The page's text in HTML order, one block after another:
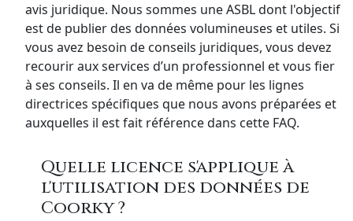
avis juridique. Nous sommes une ASBL dont l'objectif
est de publier des données volumineuses et utiles. Si
vous avez besoin de conseils juridiques, vous devez
recourir aux services d’un professionnel et vous fier
à ses conseils. Il en va de même pour les lignes
directrices spécifiques que nous avons préparées et
auxquelles il est fait référence dans cette FAQ.
Quelle licence s'applique à
l'utilisation des données de
Coorky ?